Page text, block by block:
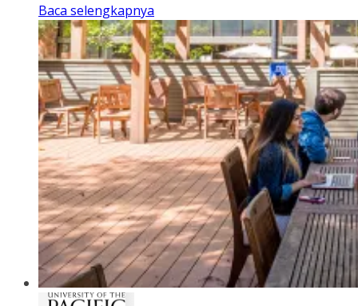
Baca selengkapnya